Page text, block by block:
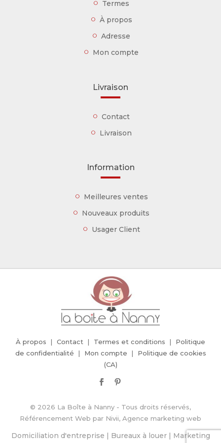
Termes
À propos
Adresse
Mon compte
Livraison
Contact
Livraison
Information
Meilleures ventes
Nouveaux produits
Usager Client
À propos Contact Termes et conditions
Politique
de confidentialité
Mon compte
Politique de cookies
(CA)
© 2026 La Boîte à Nanny - Tous droits réservés,
Référencement Web par Nivii, Agence marketing web
Domiciliation d'entreprise | Bureaux à louer| Marketing